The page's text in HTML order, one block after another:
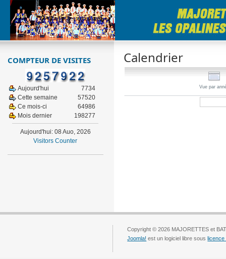
Calendrier
Vue par
COMPTEUR DE VISITES
Aujourd'hui
7734
Cette semaine
57520
Ce mois-ci
64986
Mois dernier
198277
Aujourd'hui: 08 Auo, 2026
Visitors Counter
Copyright © 2026 MAJORETTES et
Joomla! est un logiciel libre souslicence